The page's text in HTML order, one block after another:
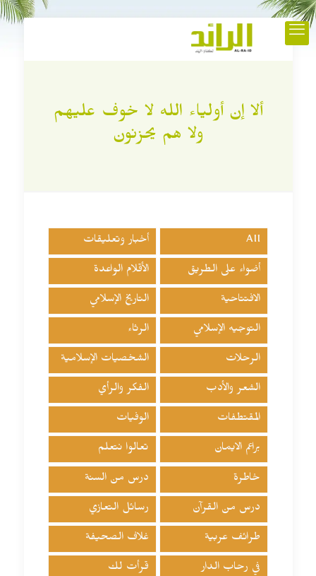
ألا إن أولياء الله لا خوف عليهم
ولا هم يحزنون
All أخبار وتعليقات
أضواء على الطريق الأقلام الواعدة
الافتتاحية التاريخ الإسلامي
التوجيه الإسلامي الرثاء
الرحلات الشخصيات الإسلامية
الشعر والأدب الفكر والرأي
المقتطفات الوفيات
براعم الايمان تعالوا نتعلم
خاطرة درس من السنة
درس من القرآن رسائل التعازي
طرائف عربية غلاف الصحيفة
في رحاب الدار قرأت لك